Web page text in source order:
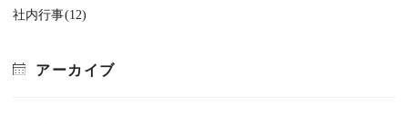
社内行事(12)
アーカイブ